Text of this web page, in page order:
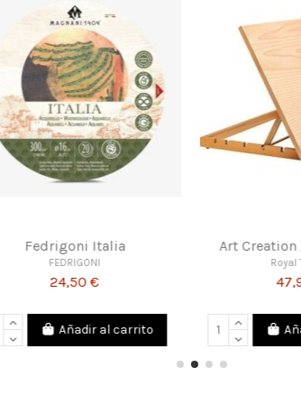
Mira
al carrito
Fedrigoni Toscana
Añadir al carrito